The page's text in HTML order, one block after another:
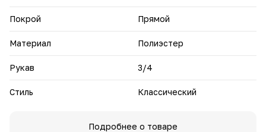
Покрой Прямой
Материал Полиэстер
Рукав 3/4
Стиль Классический
Подробнее о товаре